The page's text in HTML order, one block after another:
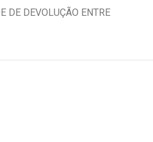
DE DEVOLUÇÃO ENTRE